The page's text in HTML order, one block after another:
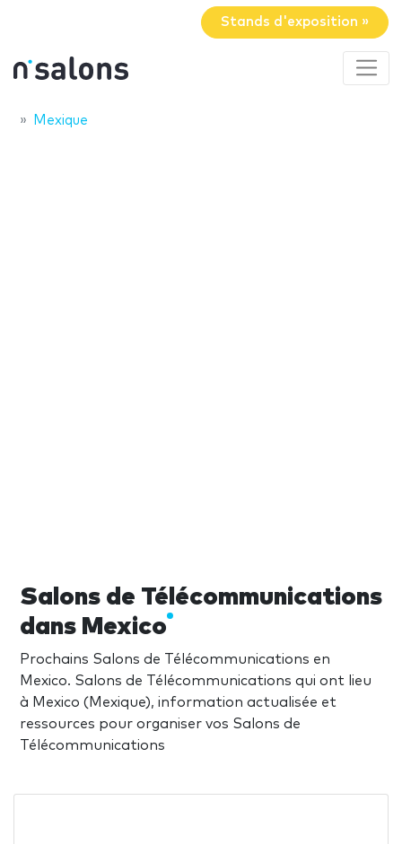
Stands d'exposition »
Mexique
Salons de Télécommunications
dans Mexico
Prochains Salons de Télécommunications en
Mexico. Salons de Télécommunications qui ont lieu
à Mexico (Mexique), information actualisée et
ressources pour organiser vos Salons de
Télécommunications